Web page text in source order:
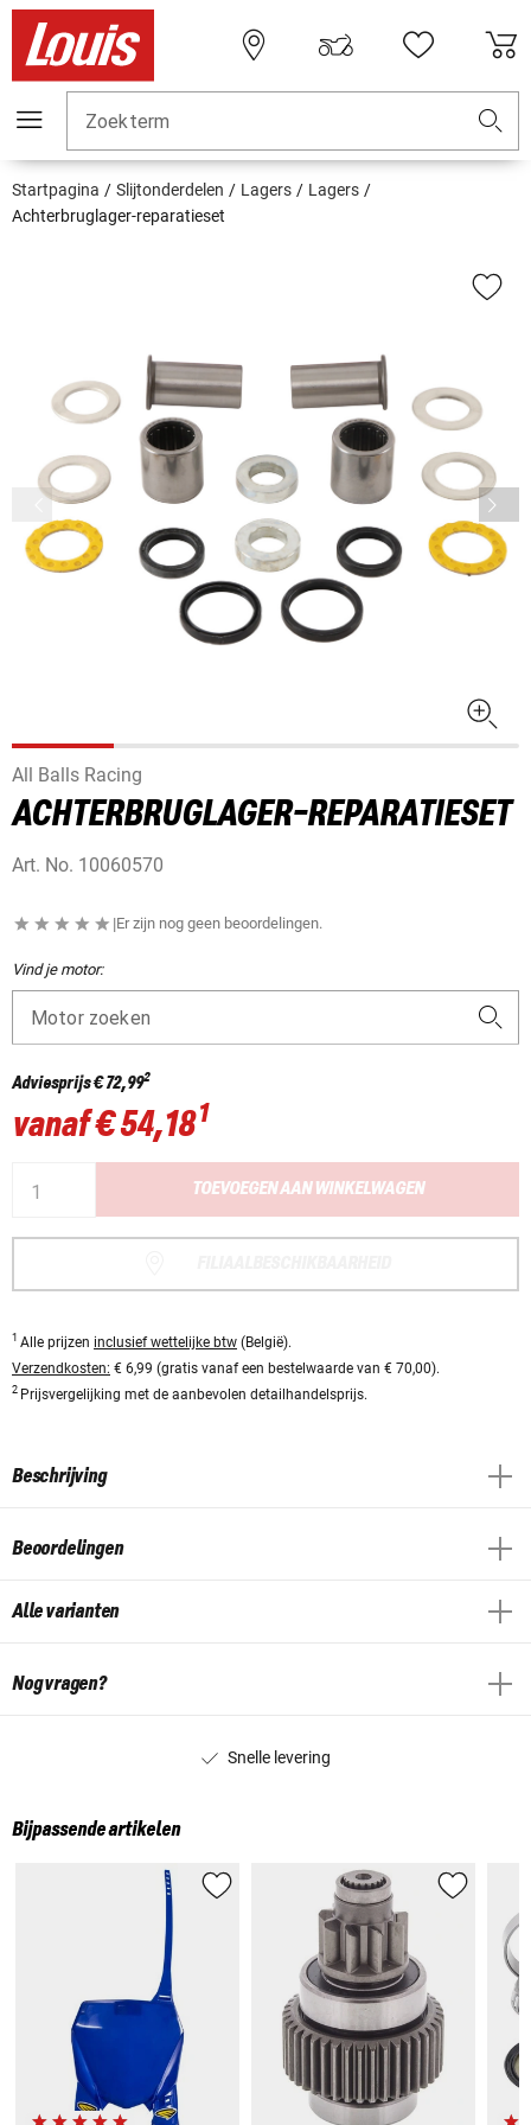
Zoekterm
Startpagina Slijtonderdelen Lagers
Lagers
Achterbruglager-reparatieset
All Balls Racing
ACHTERBRUGLAGER-REPARATIESET
Art. No. 10060570
|Er zijn nog geen beoordelingen.
Vind je motor:
Motor zoeken
Adviesprijs€ 72,992
vanaf€ 54,181
TOEVOEGEN AAN WINKELWAGEN
1 Alle prijzen inclusief wettelijke btw (België).
Verzendkosten: € 6,99 (gratis vanaf een bestelwaarde van € 70,00).
2 Prijsvergelijking met de aanbevolen detailhandelsprijs.
Beschrijving
Beoordelingen
Alle varianten
Nog vragen?
Snelle levering
Bijpassende artikelen